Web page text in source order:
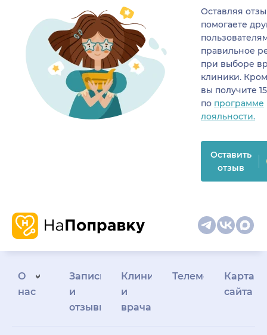
Оставляя
помогаете
правильное
при выборе
клиники.
вы получите
по программе
лояльности.
Оставить
отзыв
О
нас
Запись
и
отзывы
Клиникам
и
врачам
Телемедицина
Карта
сайта